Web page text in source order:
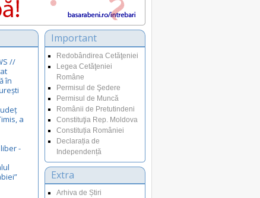
Important
Redobândirea Cetăţeniei
Legea Cetăţeniei
Române
Permisul de Şedere
Permisul de Muncă
Românii de Pretutindeni
Constituţia Rep. Moldova
Constituția României
Declarația de
Independență
Extra
Arhiva de Știri
//
în
a
-